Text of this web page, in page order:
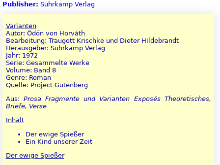
Publisher: Suhrkamp Verlag
Varianten
Autor: Ödön von Horváth
Bearbeitung: Traugott Krischke und Dieter Hildebrandt
Herausgeber: Suhrkamp Verlag
Jahr: 1972
Serie: Gesammelte Werke
Volume: Band 8
Genre: Roman
Quelle: Project Gutenberg
Aus: Prosa Fragmente und Varianten Exposés Theoretisches,
Briefe, Verse
Inhalt
Der ewige Spießer
Ein Kind unserer Zeit
Der ewige Spießer